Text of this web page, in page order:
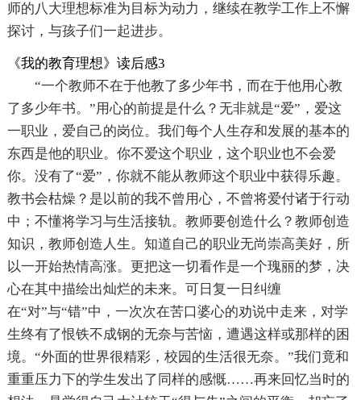
师的八大理想标准为目标为动力，继续在教学工作上不懈
探讨，与孩子们一起进步。
《我的教育理想》读后感3
“一个教师不在于他教了多少年书，而在于他用心教
了多少年书。”用心的前提是什么？无非就是“爱”，爱这
一职业，爱自己的岗位。我们每个人生存和发展的基本的
东西是他的职业。你不爱这个职业，这个职业也不会爱
你。没有了“爱”，你就不能从教师这个职业中获得乐趣。
教书会枯燥？是以前的我不曾用心，不曾将爱付诸于行动
中；不懂将学习与生活接轨。教师要创造什么？教师创造
知识，教师创造人生。知道自己的职业无尚崇高美好，所
以一开始热情高涨。更把这一切看作是一个瑰丽的梦，决
心在其中描绘出灿烂的未来。可日复一日纠缠
在“对”与“错”中，一次次在苦口婆心的劝说中走来，对学
生终有了恨铁不成钢的无奈与苦恼，遭遇这样或那样的困
境。“外面的世界很精彩，校园的生活很无奈。”我们竟和
重重压力下的学生发出了同样的感慨……再来回忆当时的